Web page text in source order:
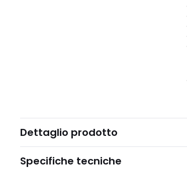
Dettaglio prodotto
Specifiche tecniche